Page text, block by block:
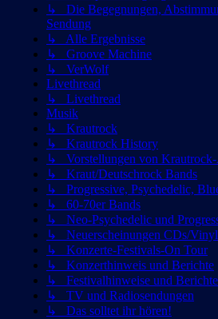
↳ Die Begegnungen,
Sendung
↳ Alle Ergebnisse
↳ Groove Machine
↳ VerWolf
Livethread
↳ Livethread
Musik
↳ Krautrock
↳ Krautrock History
↳ Vorstellungen von
↳ Kraut/Deutschrock Bands
↳ Progressive, Psychedelic,
↳ 60-70er Bands
↳ Neo-Psychedelic und
↳ Neuerscheinungen CDs/
↳ Konzerte-Festivals-On Tour
↳ Konzerthinweis und Berichte
↳ Festivalhinweise und Berichte
↳ TV und Radiosendungen
↳ Das solltet ihr hören!